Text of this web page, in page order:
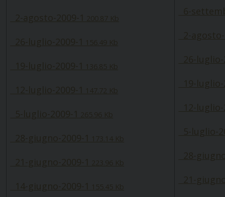
2-agosto-2009-1 200.87 Kb
26-luglio-2009-1 156.49 Kb
19-luglio-2009-1 136.85 Kb
12-luglio-2009-1 147.72 Kb
5-luglio-2009-1 265.96 Kb
28-giugno-2009-1 173.14 Kb
21-giugno-2009-1 223.96 Kb
14-giugno-2009-1 155.45 Kb
6-
2-
26-
19-
12-
5-luglio-
28-
21-